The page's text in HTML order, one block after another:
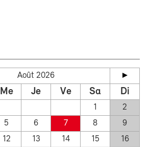
Août 2026
Me Je Ve Sa Di
1
2
5 6 7 8
9
12 13 14 15
16